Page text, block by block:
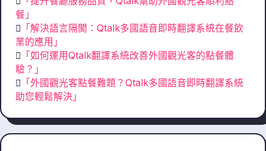
餐」
「解決語言隔閡：Qtalk多國語音即時翻譯系統在餐飲
業的應用」
「如何運用Qtalk翻譯系統改善外國觀光客的點餐體
驗？」
「外國觀光客點餐難題？Qtalk多國語音即時翻譯系統
助您輕鬆解決」